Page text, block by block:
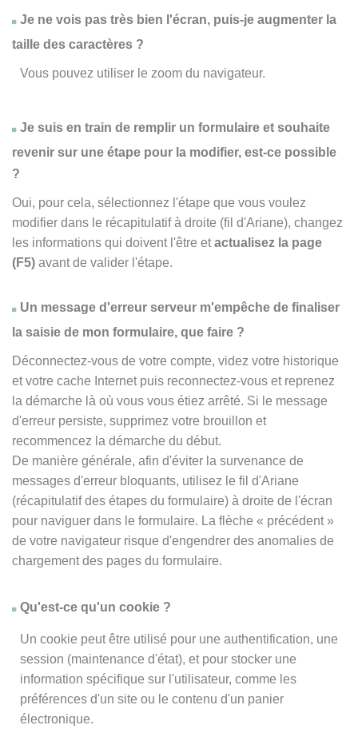
Je ne vois pas très bien l'écran, puis-je augmenter la
taille des caractères ?
Vous pouvez utiliser le zoom du navigateur.
Je suis en train de remplir un formulaire et souhaite
revenir sur une étape pour la modifier, est-ce possible
?
Oui, pour cela, sélectionnez l'étape que vous voulez
modifier dans le récapitulatif à droite (fil d'Ariane), changez
les informations qui doivent l'être etactualisez la page
(F5) avant de valider l'étape.
Un message d'erreur serveur m'empêche de finaliser
la saisie de mon formulaire, que faire ?
Déconnectez-vous de votre compte, videz votre historique
et votre cache Internet puis reconnectez-vous et reprenez
la démarche là où vous vous étiez arrêté. Si le message
d'erreur persiste, supprimez votre brouillon et
recommencez la démarche du début.
De manière générale, afin d'éviter la survenance de
messages d'erreur bloquants, utilisez le fil d'Ariane
(récapitulatif des étapes du formulaire) à droite de l'écran
pour naviguer dans le formulaire. La flèche « précédent »
de votre navigateur risque d'engendrer des anomalies de
chargement des pages du formulaire.
Qu'est-ce qu'un cookie ?
Un cookie peut être utilisé pour une authentification, une
session (maintenance d'état), et pour stocker une
information spécifique sur l'utilisateur, comme les
préférences d'un site ou le contenu d'un panier
électronique.